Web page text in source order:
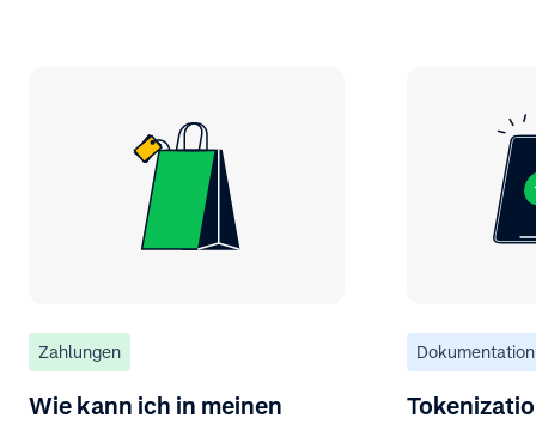
Zahlungen
Wie kann ich in meinen
Dokumentation